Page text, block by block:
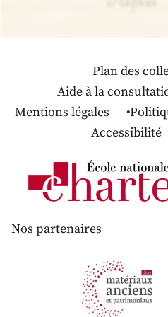
Plan des
Aide à la
Mentions légales
Accessibilité
Nos partenaires